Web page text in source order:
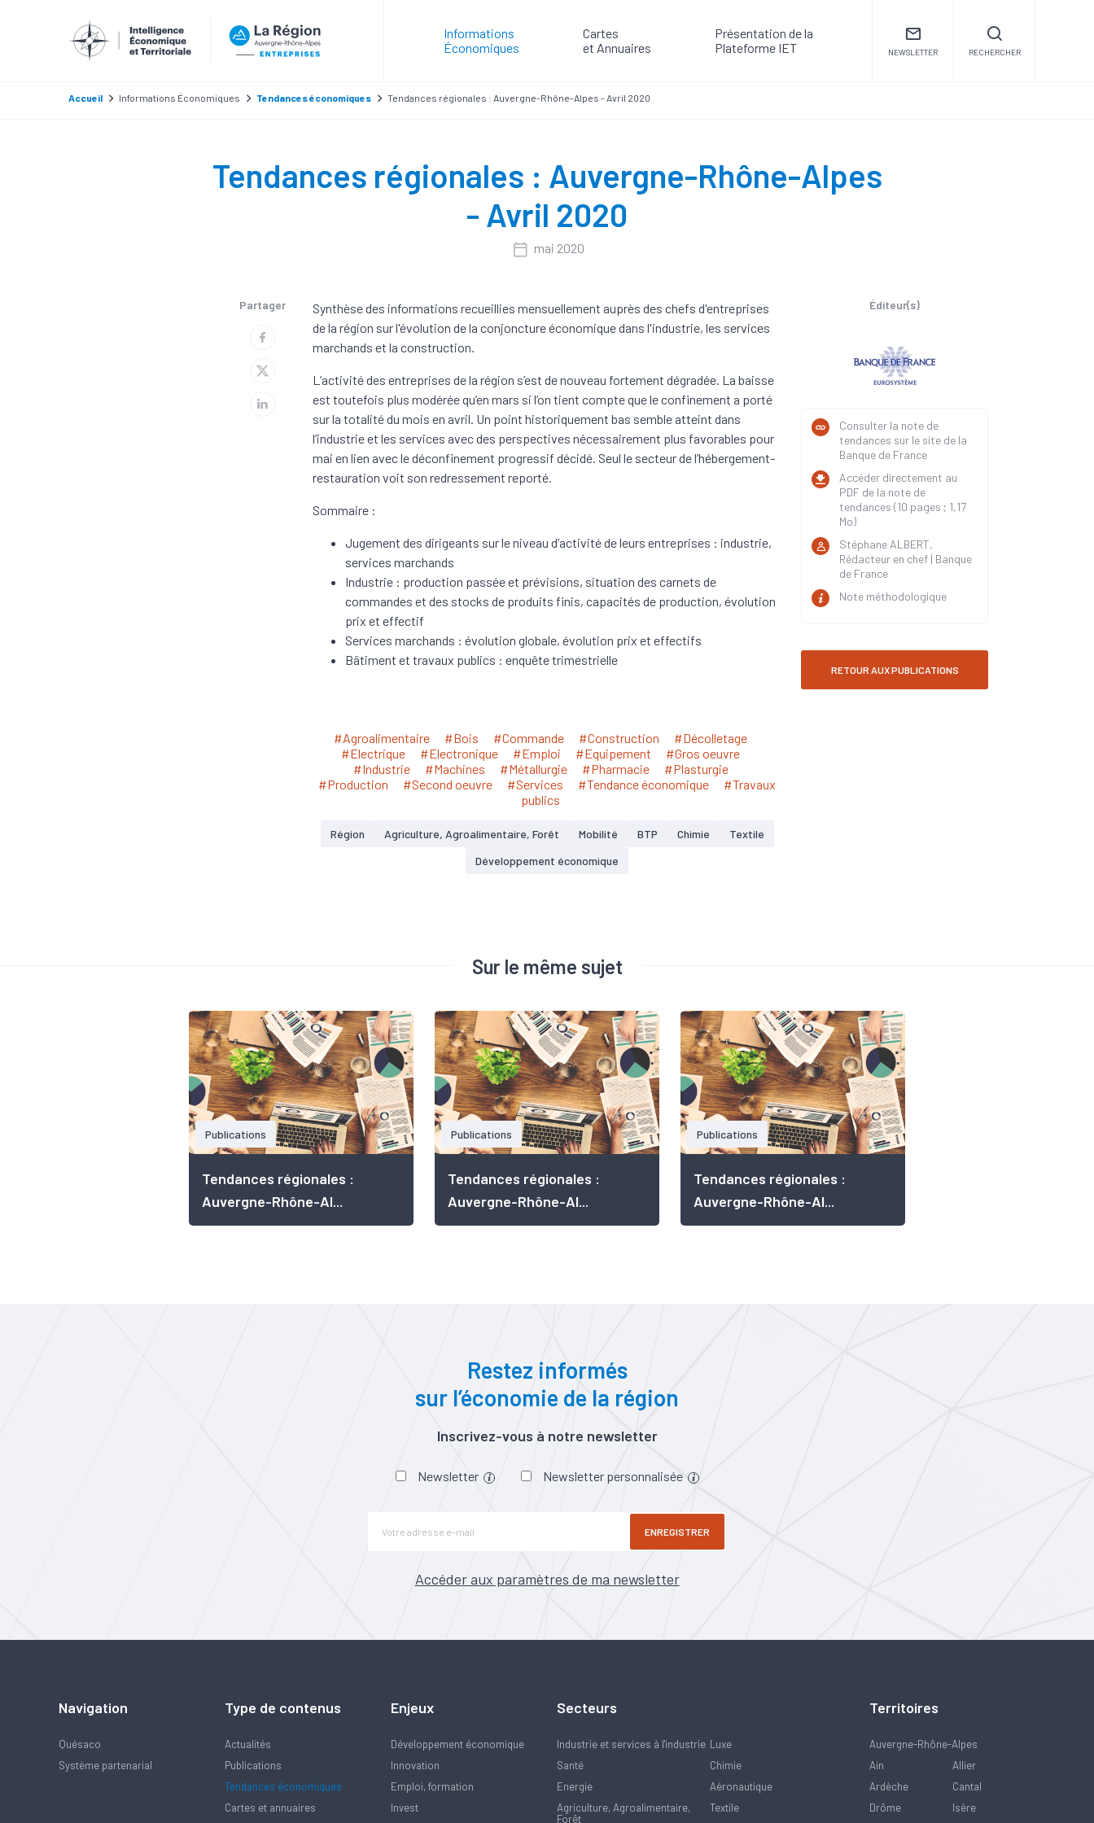
Informations
Économiques
Cartes
et Annuaires
Présentation de la
Plateforme IET
NEWSLETTER RECHERCHER
Accueil Informations Économiques Tendances économiques Tendances régionales : Auvergne-Rhône-Alpes - Avril 2020
Tendances régionales : Auvergne-Rhône-Alpes
- Avril 2020
mai 2020
Partager
Synthèse des informations recueillies mensuellement auprès des chefs d'entreprises
de la région sur l'évolution de la conjoncture économique dans l'industrie, les services
marchands et la construction.
L’activité des entreprises de la région s’est de nouveau fortement dégradée. La baisse
est toutefois plus modérée qu’en mars si l’on tient compte que le confinement a porté
sur la totalité du mois en avril. Un point historiquement bas semble atteint dans
l’industrie et les services avec des perspectives nécessairement plus favorables pour
mai en lien avec le déconfinement progressif décidé. Seul le secteur de l’hébergement-
restauration voit son redressement reporté.
Sommaire :
Jugement des dirigeants sur le niveau d’activité de leurs entreprises : industrie,
services marchands
Industrie : production passée et prévisions, situation des carnets de
commandes et des stocks de produits finis, capacités de production, évolution
prix et effectif
Services marchands : évolution globale, évolution prix et effectifs
Bâtiment et travaux publics : enquête trimestrielle
Éditeur(s)
Consulter la note de
tendances sur le site de la
Banque de France
Accéder directement au
PDF de la note de
tendances (10 pages ; 1,17
Mo)
Stéphane ALBERT,
Rédacteur en chef | Banque
de France
Note méthodologique
RETOUR AUX PUBLICATIONS
#Agroalimentaire #Bois #Commande #Construction
#Décolletage
#Electrique
#Electronique #Emploi #Equipement
#Gros oeuvre
#Industrie
#Machines #Métallurgie #Pharmacie
#Plasturgie
#Production
#Second oeuvre #Services #Tendance économique
#Travaux
publics
Région Agriculture, Agroalimentaire, Forêt Mobilité BTP Chimie
Textile
Développement économique
Sur le même sujet
Publications
Tendances régionales :
Auvergne-Rhône-Al...
Publications
Tendances régionales :
Auvergne-Rhône-Al...
Publications
Tendances régionales :
Auvergne-Rhône-Al...
Restez informés
sur l’économie de la région
Inscrivez-vous à notre newsletter
Newsletter Newsletter personnalisée
ENREGISTRER
Accéder aux paramètres de ma newsletter
Navigation
Quésaco
Système partenarial
Type de contenus
Actualités
Publications
Tendances économiques
Cartes et annuaires
Enjeux
Développement économique
Innovation
Emploi, formation
Invest
Secteurs
Industrie et services à l'industrie
Santé
Energie
Agriculture, Agroalimentaire,
Forêt
Luxe
Chimie
Aéronautique
Textile
Territoires
Auvergne-Rhône-Alpes
Ain
Allier
Ardèche
Cantal
Drôme
Isère